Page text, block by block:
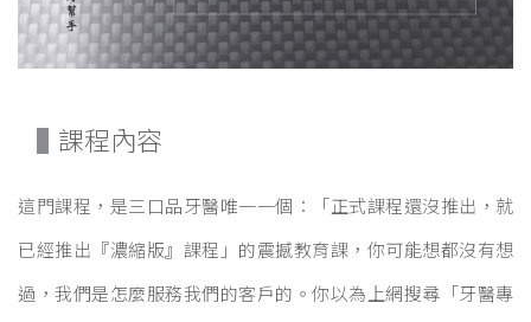
課程內容
這門課程，是三口品牙醫唯一一個：「正式課程還沒推出，就
已經推出『濃縮版』課程」的震撼教育課，你可能想都沒有想
過，我們是怎麼服務我們的客戶的。你以為上網搜尋「牙醫專